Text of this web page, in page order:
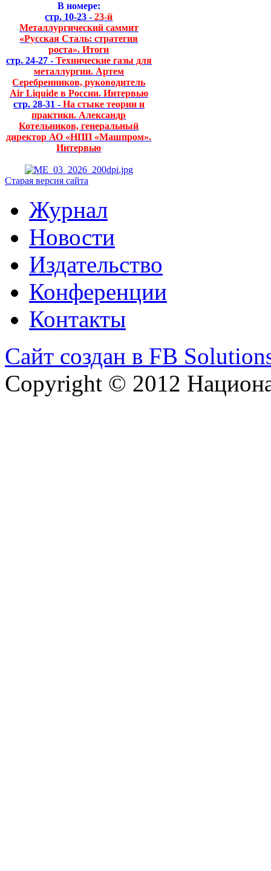
В номере:
стр. 10-23 - 23-й
Металлургический саммит
«Русская Сталь: стратегия
роста». Итоги
стр. 24-27 - Технические газы для
металлургии. Артем
Серебренников, руководитель
Air Liquide в России. Интервью
стр. 28-31 - На стыке теории и
практики. Александр
Котельников, генеральный
директор АО «НПП «Машпром».
Интервью
Старая версия сайта
Журнал
Новости
Издательство
Конференции
Контакты
Сайт создан в FB
Copyright © 2012